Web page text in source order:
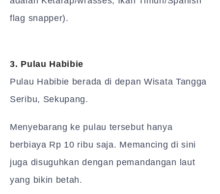
flag snapper).
3. Pulau Habibie
Pulau Habibie berada di depan Wisata Tangga
Seribu, Sekupang.
Menyebarang ke pulau tersebut hanya
berbiaya Rp 10 ribu saja. Memancing di sini
juga disuguhkan dengan pemandangan laut
yang bikin betah.